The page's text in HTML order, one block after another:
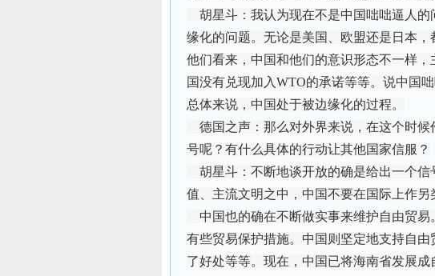
胡星斗：我认为现在不是中国咄咄逼人的
缘化的问题。无论是美国、欧盟还是日本
他们看来，中国和他们的意识形态不一样
国没有兑现加入WTO的承诺等等。说中国
总体来说，中国处于被边缘化的过程。
德国之声：那么对外界来说，在这个时
号呢？有什么具体的行动让其他国家信服？
胡星斗：不断地谈开放的确是给出一个信
值、主流文明之中，中国不要在国际上作另
中国也的确在不断做实事来维护自由贸易
有些贸易保护措施。中国则坚定地支持自
了好处等等。现在，中国已将海南省发展